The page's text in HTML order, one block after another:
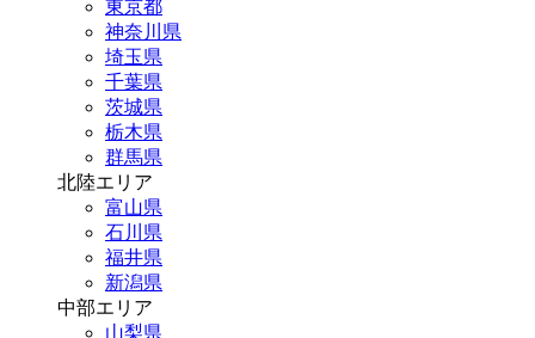
東京都
神奈川県
埼玉県
千葉県
茨城県
栃木県
群馬県
北陸エリア
富山県
石川県
福井県
新潟県
中部エリア
山梨県